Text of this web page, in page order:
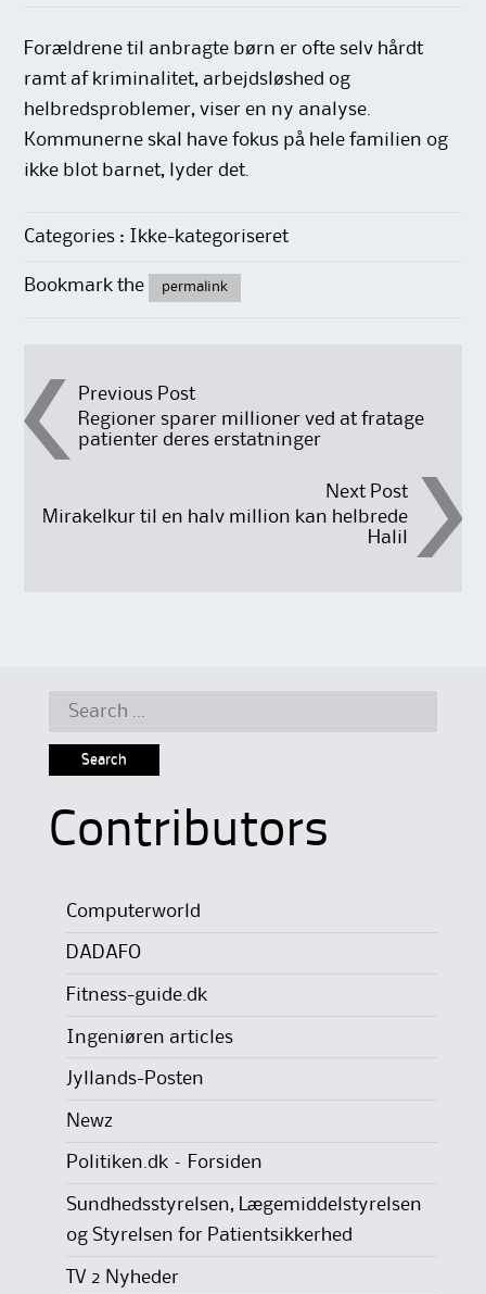
Forældrene til anbragte børn er ofte selv hårdt
ramt af kriminalitet, arbejdsløshed og
helbredsproblemer, viser en ny analyse.
Kommunerne skal have fokus på hele familien og
ikke blot barnet, lyder det.
Categories : Ikke-kategoriseret
Bookmark the permalink
Post
navigation
Previous Post
Regioner sparer millioner ved at fratage
patienter deres erstatninger
Next Post
Mirakelkur til en halv million kan helbrede
Halil
Search
Contributors
Computerworld
DADAFO
Fitness-guide.dk
Ingeniøren articles
Jyllands-Posten
Newz
Politiken.dk – Forsiden
Sundhedsstyrelsen, Lægemiddelstyrelsen
og Styrelsen for Patientsikkerhed
TV 2 Nyheder